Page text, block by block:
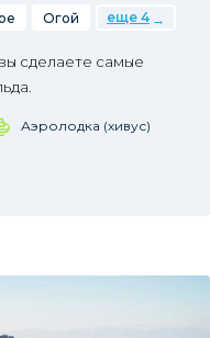
Огой еще 4
сделаете самые
Аэролодка (хивус)